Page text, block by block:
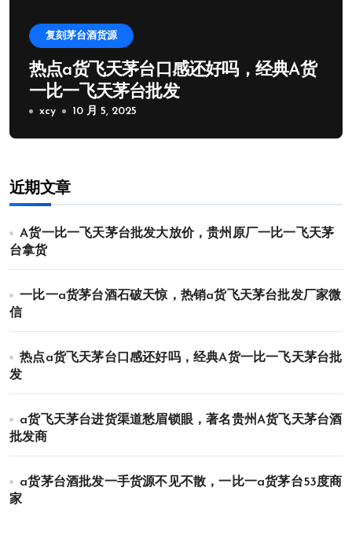
复刻茅台酒货源
热点a货飞天茅台口感还好吗，经典A货
一比一飞天茅台批发
xcy 10 月 5, 2025
近期文章
A货一比一飞天茅台批发大放价，贵州原厂一比一飞天茅
台拿货
一比一a货茅台酒石破天惊，热销a货飞天茅台批发厂家微
信
热点a货飞天茅台口感还好吗，经典A货一比一飞天茅台批
发
a货飞天茅台进货渠道愁眉锁眼，著名贵州A货飞天茅台酒
批发商
a货茅台酒批发一手货源不见不散，一比一a货茅台53度商
家